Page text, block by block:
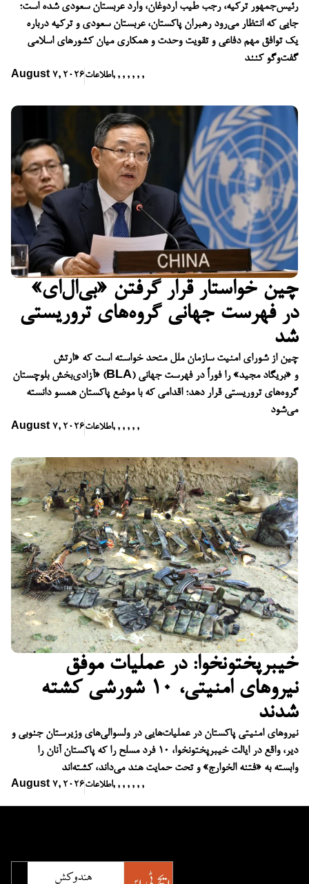
رئیس‌جمهور ترکیه، رجب طیب اردوغان، وارد عربستان سعودی شده است؛
جایی که انتظار می‌رود رهبران پاکستان، عربستان سعودی و ترکیه درباره
یک توافق مهم دفاعی و تقویت وحدت و همکاری میان کشورهای اسلامی
گفت‌وگو کنند
August 7, 2026اطلاعات, , , , , , ,
چین خواستار قرار گرفتن «بی‌ال‌ای»
در فهرست جهانی گروه‌های تروریستی
شد
چین از شورای امنیت سازمان ملل متحد خواسته است که «ارتش
آزادی‌بخش بلوچستان» (BLA) و «بریگاد مجید» را فوراً در فهرست جهانی
گروه‌های تروریستی قرار دهد؛ اقدامی که با موضع پاکستان همسو دانسته
می‌شود
August 7, 2026اطلاعات, , , , , ,
خیبرپختونخوا: در عملیات موفق
نیروهای امنیتی، ۱۰ شورشی کشته
شدند
نیروهای امنیتی پاکستان در عملیات‌هایی در ولسوالی‌های وزیرستان جنوبی و
دیر، واقع در ایالت خیبرپختونخوا، ۱۰ فرد مسلح را که پاکستان آنان را
وابسته به «فتنه الخوارج» و تحت حمایت هند می‌داند، کشته‌اند
August 7, 2026اطلاعات, , , , , , ,